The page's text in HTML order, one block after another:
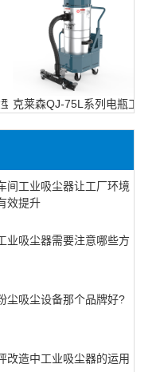
工业吸尘设备
克莱森QJ-75L系列电瓶工业吸
间工业吸尘器让工厂环境
效提升
业吸尘器需要注意哪些方
尘吸尘设备那个品牌好?
改造中工业吸尘器的运用